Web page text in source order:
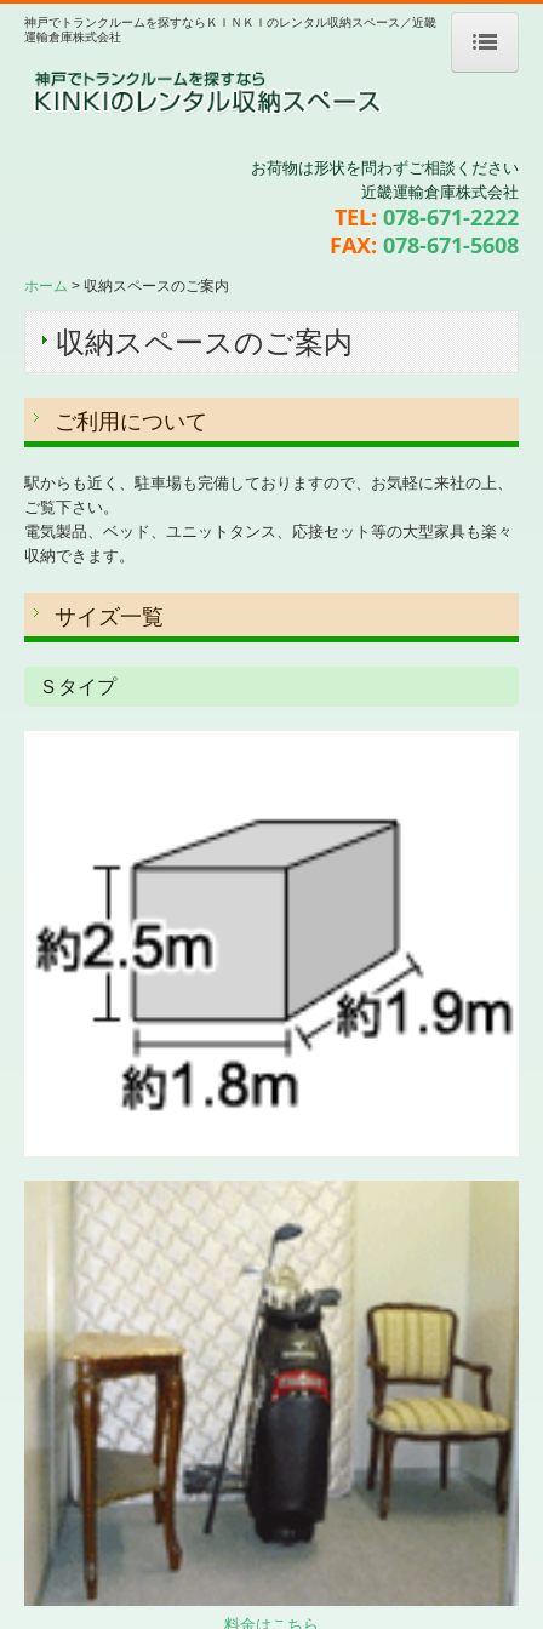
ホーム
お申込みの流れ
料金案内
会社案内
リンク
プライバシーポリシー
神戸でトランクルームを探すならＫＩＮＫＩのレンタル収納スペース／近畿
運輸倉庫株式会社
お荷物は形状を問わずご相談ください
近畿運輸倉庫株式会社
TEL: 078-671-2222
FAX: 078-671-5608
ホーム 収納スペースのご案内
収納スペースのご案内
ご利用について
駅からも近く、駐車場も完備しておりますので、お気軽に来社の上、
ご覧下さい。
電気製品、ベッド、ユニットタンス、応接セット等の大型家具も楽々
収納できます。
サイズ一覧
Ｓタイプ
料金はこちら